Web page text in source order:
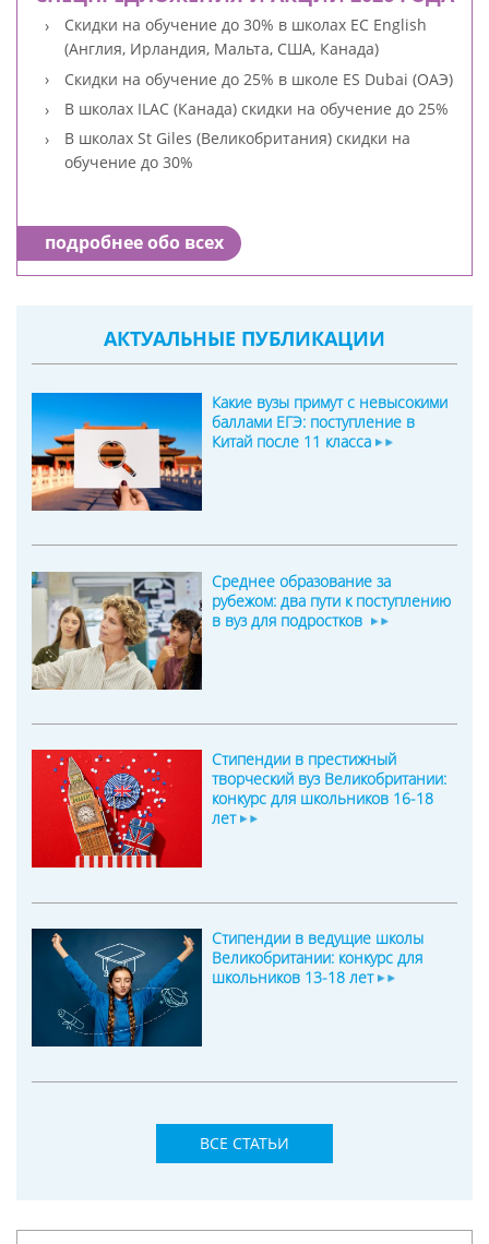
Скидки на обучение до 30% в школах EC English
(Англия, Ирландия, Мальта, США, Канада)
Скидки на обучение до 25% в школе ES Dubai (ОАЭ)
В школах ILAC (Канада) скидки на обучение до 25%
В школах St Giles (Великобритания) скидки на
обучение до 30%
подробнее обо всех
АКТУАЛЬНЫЕ ПУБЛИКАЦИИ
Какие вузы примут с невысокими
баллами ЕГЭ: поступление в
Китай после 11 класса
Среднее образование за
рубежом: два пути к поступлению
в вуз для подростков
Стипендии в престижный
творческий вуз Великобритании:
конкурс для школьников 16-18
лет
Стипендии в ведущие школы
Великобритании: конкурс для
школьников 13-18 лет
ВСЕ СТАТЬИ